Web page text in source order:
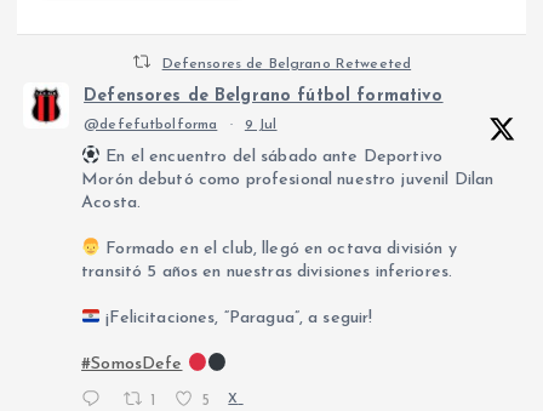
Defensores de Belgrano Retweeted
Defensores de Belgrano fútbol formativo
@defefutbolforma · 9 Jul
En el encuentro del sábado ante Deportivo
Morón debutó como profesional nuestro juvenil Dilan
Acosta.
Formado en el club, llegó en octava división y
transitó 5 años en nuestras divisiones inferiores.
¡Felicitaciones, “Paragua”, a seguir!
#SomosDefe
5 X